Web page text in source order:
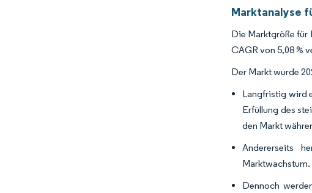
Marktanalyse
Die Marktgröße für
CAGR von 5,08 %
Der Markt wurde
Langfristig wird
Erfüllung des
den Markt
Andererseits
Marktwachstum.
Dennoch